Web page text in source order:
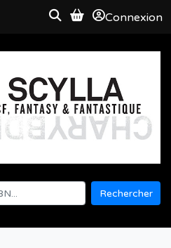
Connexion
Rechercher